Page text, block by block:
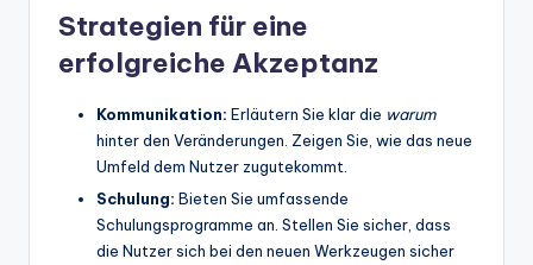
Strategien für eine
erfolgreiche Akzeptanz
Kommunikation: Erläutern Sie klar die warum
hinter den Veränderungen. Zeigen Sie, wie das neue
Umfeld dem Nutzer zugutekommt.
Schulung: Bieten Sie umfassende
Schulungsprogramme an. Stellen Sie sicher, dass
die Nutzer sich bei den neuen Werkzeugen sicher